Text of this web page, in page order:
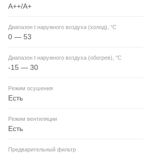
A++/A+
Диапазон t наружного воздуха (холод), °C
0 — 53
Диапазон t наружного воздуха (обогрев), °C
-15 — 30
Режим осушения
Есть
Режим вентиляции
Есть
Предварительный фильтр